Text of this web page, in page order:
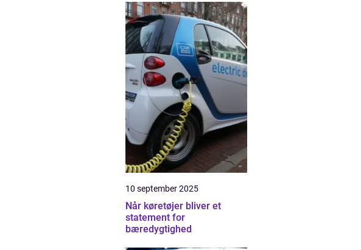
10 september 2025
Når køretøjer bliver et
statement for
bæredygtighed